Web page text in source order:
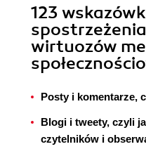
123
wirtuozów
Posty i komentarze,
Blogi i tweety, czyli
czytelników i